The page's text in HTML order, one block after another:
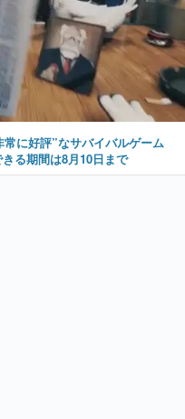
に好評”なサバイバルゲーム
る期間は8月10日まで